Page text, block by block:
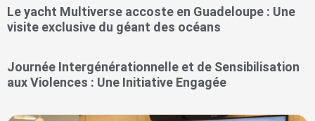
Le yacht Multiverse accoste en Guadeloupe : Une
visite exclusive du géant des océans
Journée Intergénérationnelle et de Sensibilisation
aux Violences : Une Initiative Engagée